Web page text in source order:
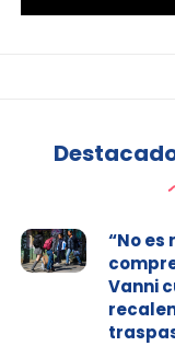
“No es
Vanni